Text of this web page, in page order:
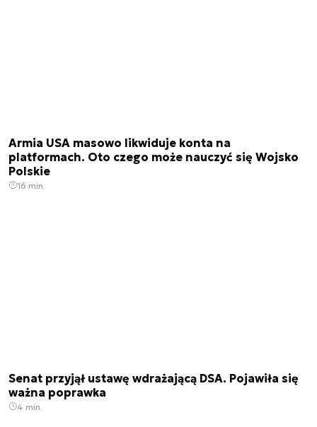
Armia USA masowo likwiduje konta na
platformach. Oto czego może nauczyć się Wojsko
Polskie
16 min.
Senat przyjął ustawę wdrażającą DSA. Pojawiła się
ważna poprawka
4 min.